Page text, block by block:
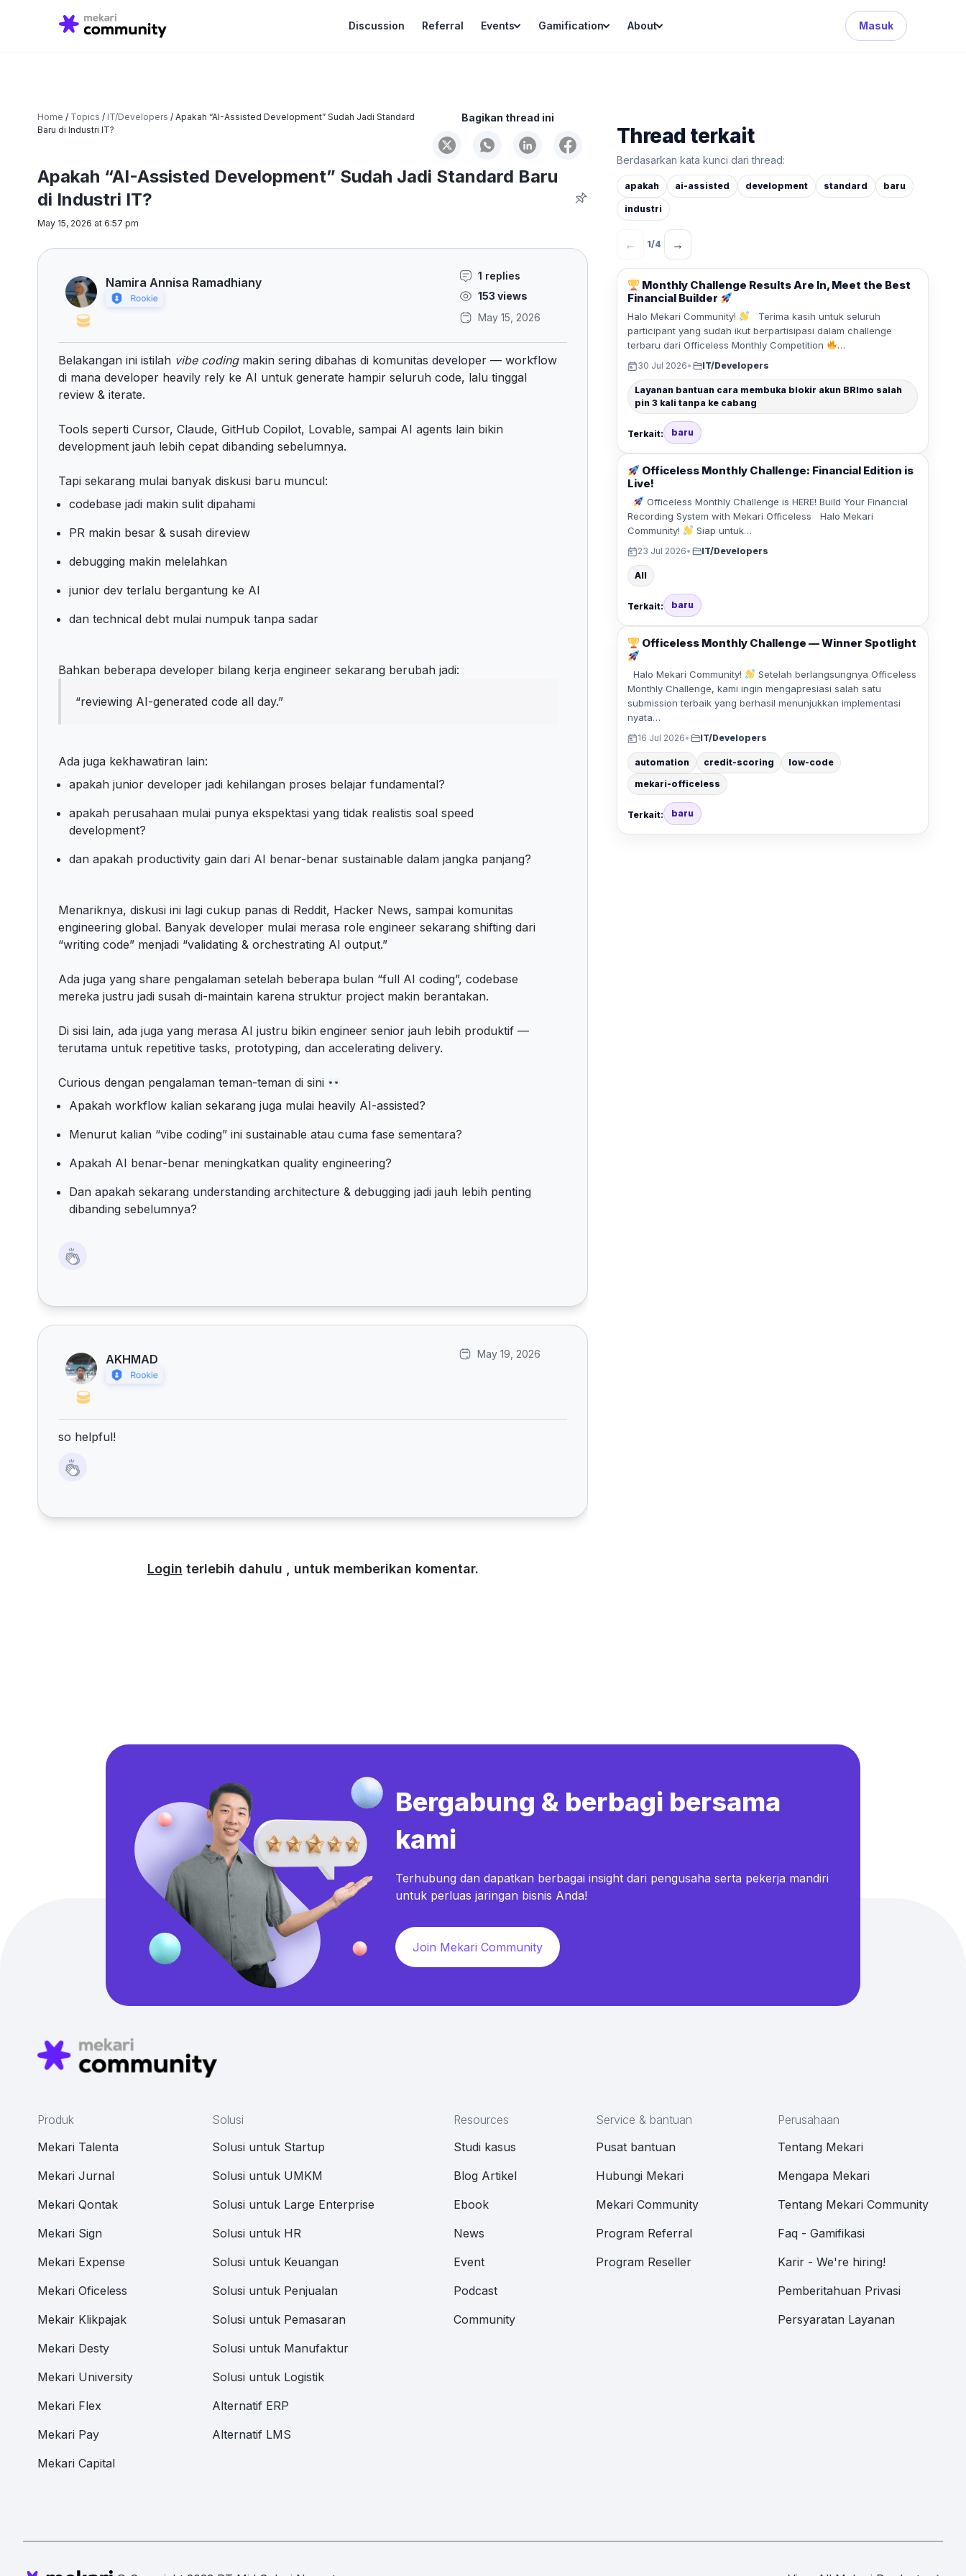
Discussion Referral Events Gamification About Masuk
for:
Search Button
Home / Topics / IT/Developers / Apakah “AI-Assisted Development” Sudah Jadi Standard
Baru di Industri IT?
Bagikan thread ini
Apakah “AI-Assisted Development” Sudah Jadi Standard Baru
di Industri IT?
May 15, 2026 at 6:57 pm
Namira Annisa Ramadhiany
1 replies
153 views
May 15, 2026
Belakangan ini istilah vibe codingmakin sering dibahas di komunitas developer — workflow
di mana developer heavily rely ke AI untuk generate hampir seluruh code, lalu tinggal
review & iterate.
Tools seperti Cursor, Claude, GitHub Copilot, Lovable, sampai AI agents lain bikin
development jauh lebih cepat dibanding sebelumnya.
Tapi sekarang mulai banyak diskusi baru muncul:
codebase jadi makin sulit dipahami
PR makin besar & susah direview
debugging makin melelahkan
junior dev terlalu bergantung ke AI
dan technical debt mulai numpuk tanpa sadar
Bahkan beberapa developer bilang kerja engineer sekarang berubah jadi:
“reviewing AI-generated code all day.”
Ada juga kekhawatiran lain:
apakah junior developer jadi kehilangan proses belajar fundamental?
apakah perusahaan mulai punya ekspektasi yang tidak realistis soal speed
development?
dan apakah productivity gain dari AI benar-benar sustainable dalam jangka panjang?
Menariknya, diskusi ini lagi cukup panas di Reddit, Hacker News, sampai komunitas
engineering global. Banyak developer mulai merasa role engineer sekarang shifting dari
“writing code” menjadi “validating & orchestrating AI output.”
Ada juga yang share pengalaman setelah beberapa bulan “full AI coding”, codebase
mereka justru jadi susah di-maintain karena struktur project makin berantakan.
Di sisi lain, ada juga yang merasa AI justru bikin engineer senior jauh lebih produktif —
terutama untuk repetitive tasks, prototyping, dan accelerating delivery.
Curious dengan pengalaman teman-teman di sini
Apakah workflow kalian sekarang juga mulai heavily AI-assisted?
Menurut kalian “vibe coding” ini sustainable atau cuma fase sementara?
Apakah AI benar-benar meningkatkan quality engineering?
Dan apakah sekarang understanding architecture & debugging jadi jauh lebih penting
dibanding sebelumnya?
AKHMAD May 19, 2026
so helpful!
Login terlebih dahulu , untuk memberikan komentar.
Thread terkait
Berdasarkan kata kunci dari thread:
apakah ai-assisted development standard baru
industri
← 1/4 →
Monthly Challenge Results Are In, Meet the Best
Financial Builder
Halo Mekari Community!
Terima kasih untuk seluruh
participant yang sudah ikut berpartisipasi dalam challenge
terbaru dari Officeless Monthly Competition
…
30 Jul 2026• IT/Developers
Layanan bantuan cara membuka blokir akun BRImo salah
pin 3 kali tanpa ke cabang
Terkait: baru
Officeless Monthly Challenge: Financial Edition is
Live!
Officeless Monthly Challenge is HERE! Build Your Financial
Recording System with Mekari Officeless Halo Mekari
Community!
Siap untuk…
23 Jul 2026• IT/Developers
All
Terkait: baru
Officeless Monthly Challenge — Winner Spotlight
Halo Mekari Community!
Setelah berlangsungnya Officeless
Monthly Challenge, kami ingin mengapresiasi salah satu
submission terbaik yang berhasil menunjukkan implementasi
nyata…
16 Jul 2026• IT/Developers
automation credit-scoring
low-code
mekari-officeless
Terkait: baru
Bergabung & berbagi bersama
kami
Terhubung dan dapatkan berbagai insight dari pengusaha serta pekerja mandiri
untuk perluas jaringan bisnis Anda!
Join Mekari Community
Produk
Mekari Talenta
Mekari Jurnal
Mekari Qontak
Mekari Sign
Mekari Expense
Mekari Oficeless
Mekair Klikpajak
Mekari Desty
Mekari University
Mekari Flex
Mekari Pay
Mekari Capital
Solusi
Solusi untuk Startup
Solusi untuk UMKM
Solusi untuk Large Enterprise
Solusi untuk HR
Solusi untuk Keuangan
Solusi untuk Penjualan
Solusi untuk Pemasaran
Solusi untuk Manufaktur
Solusi untuk Logistik
Alternatif ERP
Alternatif LMS
Resources
Studi kasus
Blog Artikel
Ebook
News
Event
Podcast
Community
Service & bantuan
Pusat bantuan
Hubungi Mekari
Mekari Community
Program Referral
Program Reseller
Perusahaan
Tentang Mekari
Mengapa Mekari
Tentang Mekari Community
Faq - Gamifikasi
Karir - We're hiring!
Pemberitahuan Privasi
Persyaratan Layanan